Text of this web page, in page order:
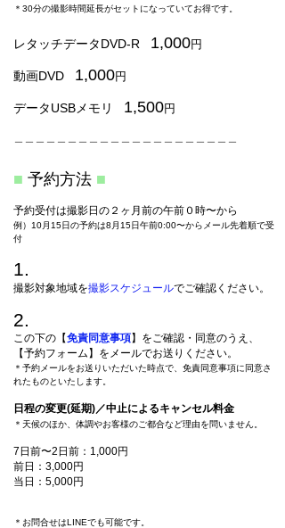
＊30分の撮影時間延長がセットになっていてお得です。
レタッチデータDVD-R 1,000円
動画DVD 1,000円
データUSBメモリ 1,500円
■ 予約方法 ■
予約受付は撮影日の２ヶ月前の午前０時〜から
例）10月15日の予約は8月15日午前0:00〜からメール先着順で受
付
1.
撮影対象地域を撮影スケジュールでご確認ください。
2.
この下の【免責同意事項】 をご確認・同意のうえ、
【予約フォーム】 をメールでお送りください。
＊予約メールをお送りいただいた時点で、免責同意事項に同意さ
れたものといたします。
日程の変更(延期)／中止によるキャンセル料金
＊天候のほか、体調やお客様のご都合など理由を問いません。
7日前〜2日前：1,000円
前日：3,000円
当日：5,000円
＊お問合せはLINEでも可能です。